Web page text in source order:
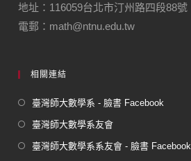
地址：116059台北市汀州路四段88號
電郵：math@ntnu.edu.tw
相關連結
臺灣師大數學系 - 臉書 Facebook
臺灣師大數學系友會
臺灣師大數學系系友會 - 臉書 Facebook